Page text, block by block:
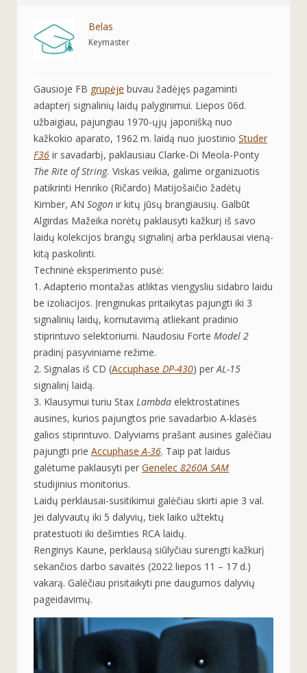
Belas
Keymaster
Gausioje FB grupėje buvau žadėjęs pagaminti
adapterį signalinių laidų palyginimui. Liepos 06d.
užbaigiau, pajungiau 1970-ųjų japonišką nuo
kažkokio aparato, 1962 m. laidą nuo juostinio Studer
F36 ir savadarbį, paklausiau Clarke-Di Meola-Ponty
The Rite of String. Viskas veikia, galime organizuotis
patikrinti Henriko (Ričardo) Matijošaičio žadėtų
Kimber, AN Sogon ir kitų jūsų brangiausių. Galbūt
Algirdas Mažeika norėtų paklausyti kažkurį iš savo
laidų kolekcijos brangų signalinį arba perklausai vieną-
kitą paskolinti.
Techninė eksperimento pusė:
1. Adapterio montažas atliktas viengysliu sidabro laidu
be izoliacijos. Įrenginukas pritaikytas pajungti iki 3
signalinių laidų, komutavimą atliekant pradinio
stiprintuvo selektoriumi. Naudosiu Forte Model 2
pradinį pasyviniame režime.
2. Signalas iš CD (Accuphase DP-430) perAL-15
signalinį laidą.
3. Klausymui turiu Stax Lambda elektrostatines
ausines, kurios pajungtos prie savadarbio A-klasės
galios stiprintuvo. Dalyviams prašant ausines galėčiau
pajungti prie AccuphaseA-36. Taip pat laidus
galėtume paklausyti per Genelec 8260A SAM
studijinius monitorius.
Laidų perklausai-susitikimui galėčiau skirti apie 3 val.
Jei dalyvautų iki 5 dalyvių, tiek laiko užtektų
pratestuoti iki dešimties RCA laidų.
Renginys Kaune, perklausą siūlyčiau surengti kažkurį
sekančios darbo savaitės (2022 liepos 11 – 17 d.)
vakarą. Galėčiau prisitaikyti prie daugumos dalyvių
pageidavimų.